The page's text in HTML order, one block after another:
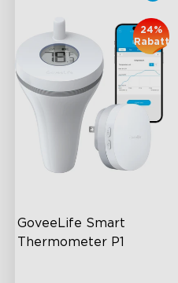
GoveeLife Smart
Thermometer P1
24%
Rabatt